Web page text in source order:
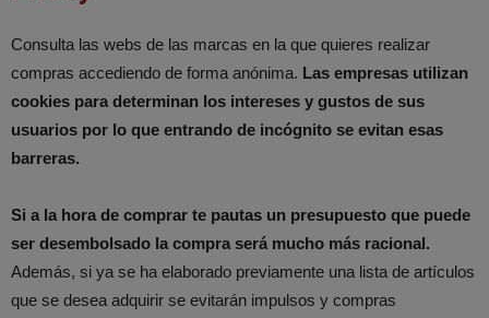
Consulta las webs de las marcas en la que quieres realizar
compras accediendo de forma anónima. Las empresas utilizan
cookies para determinan los intereses y gustos de sus
usuarios por lo que entrando de incógnito se evitan esas
barreras.
Si a la hora de comprar te pautas un presupuesto que puede
ser desembolsado la compra será mucho más racional.
Además, si ya se ha elaborado previamente una lista de artículos
que se desea adquirir se evitarán impulsos y compras